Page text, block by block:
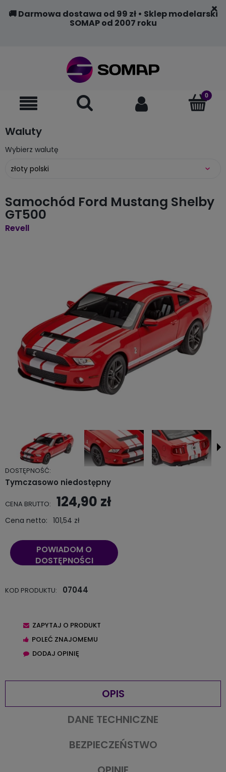
🚚 Darmowa dostawa od 99 zł • Sklep modelarski
SOMAP od 2007 roku
Waluty
Wybierz walutę
Samochód Ford Mustang Shelby
GT500
Revell
DOSTĘPNOŚĆ:
Tymczasowo niedostępny
CENA BRUTTO: 124,90 zł
Cena netto: 101,54 zł
POWIADOM O
DOSTĘPNOŚCI
KOD PRODUKTU: 07044
ZAPYTAJ O PRODUKT
POLEĆ ZNAJOMEMU
DODAJ OPINIĘ
OPIS
DANE TECHNICZNE
BEZPIECZEŃSTWO